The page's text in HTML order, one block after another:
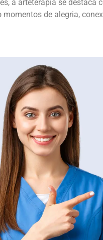
a arteterapia se
momentos de alegria,